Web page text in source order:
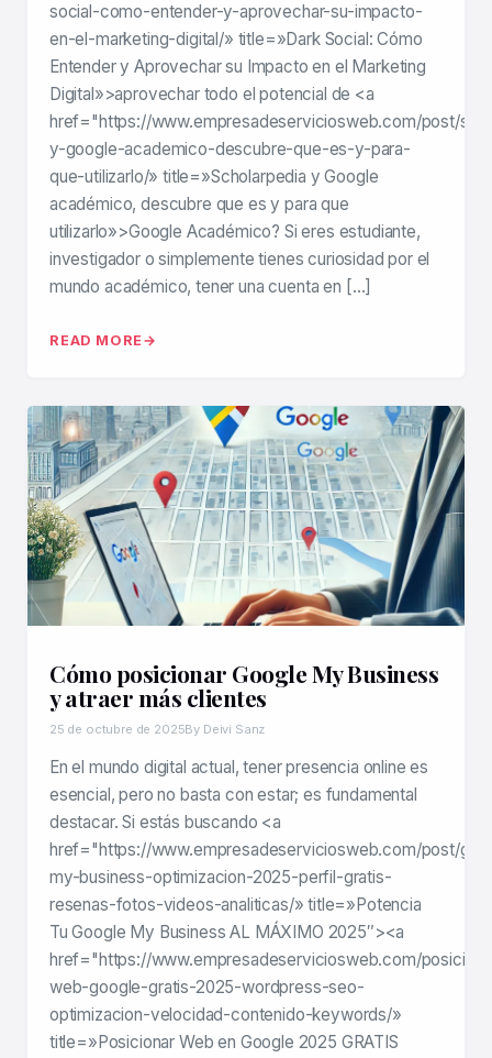
social-como-entender-y-aprovechar-su-impacto-
en-el-marketing-digital/» title=»Dark Social: Cómo
Entender y Aprovechar su Impacto en el Marketing
Digital»>aprovechar todo el potencial de <a
href="https://www.empresadeserviciosweb.com/post/
y-google-academico-descubre-que-es-y-para-
que-utilizarlo/» title=»Scholarpedia y Google
académico, descubre que es y para que
utilizarlo»>Google Académico? Si eres estudiante,
investigador o simplemente tienes curiosidad por el
mundo académico, tener una cuenta en […]
READ MORE
Cómo posicionar Google My Business
y atraer más clientes
25 de octubre de 2025By Deivi Sanz
En el mundo digital actual, tener presencia online es
esencial, pero no basta con estar; es fundamental
destacar. Si estás buscando <a
href="https://www.empresadeserviciosweb.com/post/
my-business-optimizacion-2025-perfil-gratis-
resenas-fotos-videos-analiticas/» title=»Potencia
Tu Google My Business AL MÁXIMO 2025″><a
href="https://www.empresadeserviciosweb.com/
web-google-gratis-2025-wordpress-seo-
optimizacion-velocidad-contenido-keywords/»
title=»Posicionar Web en Google 2025 GRATIS